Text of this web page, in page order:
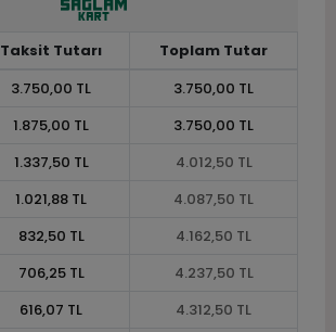
Taksit Tutarı
Toplam Tutar
3.750,00 TL
3.750,00 TL
1.875,00 TL
3.750,00 TL
1.337,50 TL
4.012,50 TL
1.021,88 TL
4.087,50 TL
832,50 TL
4.162,50 TL
706,25 TL
4.237,50 TL
616,07 TL
4.312,50 TL